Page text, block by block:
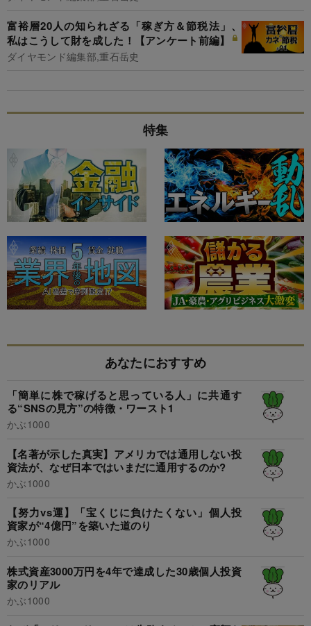
富裕層20人の知られざる「稼ぎ方＆節税法」、
私はこうして財を成した！【アンケート前編】
ダイヤモンド編集部,重石岳史
特集
あなたにおすすめ
「簡単に株で稼げると思っている人」に共通す
る“SNSの見方”の特徴・ワースト1
かぶ1000
【名著が示した真実】アメリカでは通用しない投
資法が、なぜ日本ではいまだに通用するのか?
かぶ1000
【努力vs運】「宝くじに負けたくない」個人投
資家が“4億円”を築いた道のり
かぶ1000
株式資産3000万円を4年で達成した30歳個人投資
家のリアル
かぶ1000